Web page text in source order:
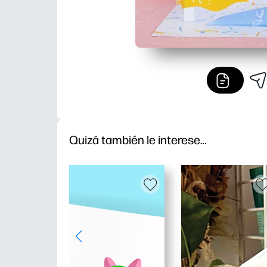
Quizá también le interese…